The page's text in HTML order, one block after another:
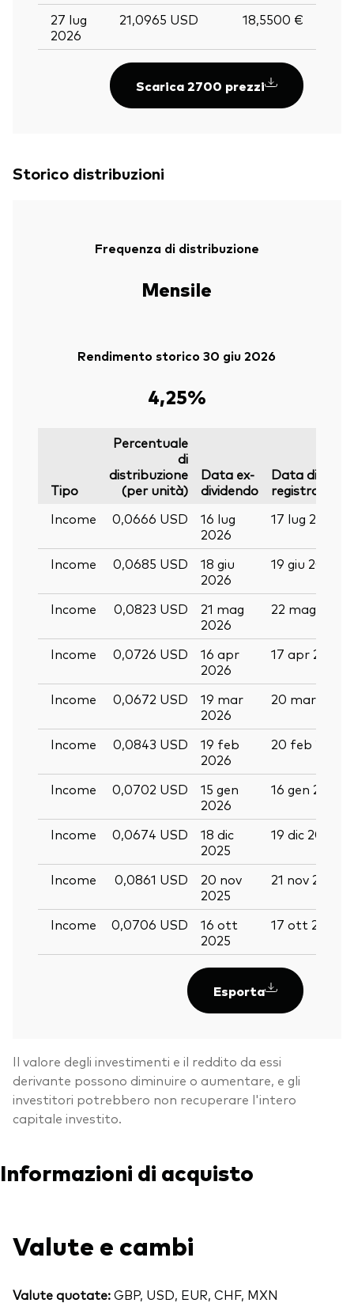
27 lug
2026
21,0965 USD 18,5500 €
Scarica 2700 prezzi
Storico distribuzioni
Frequenza di distribuzione
Mensile
Rendimento storico 30 giu 2026
4,25%
Tipo
Percentuale
di
distribuzione
(per unità)
Data ex-
dividendo
Data di
registrazione
Income
0,0666 USD
16 lug
2026
17 lug 2026
Income 0,0685 USD
18 giu
2026
19 giu 2026
Income 0,0823 USD
21 mag
2026
22 mag 2026
Income 0,0726 USD
16 apr
2026
17 apr 2026
Income 0,0672 USD
19 mar
2026
20 mar 2026
Income 0,0843 USD
19 feb
2026
20 feb 2026
Income 0,0702 USD
15 gen
2026
16 gen 2026
Income 0,0674 USD
18 dic
2025
19 dic 2025
Income 0,0861 USD
20 nov
2025
21 nov 2025
Income 0,0706 USD
16 ott
2025
17 ott 2025
Esporta
Il valore degli investimenti e il reddito da essi
derivante possono diminuire o aumentare, e gli
investitori potrebbero non recuperare l'intero
capitale investito.
Informazioni di acquisto
Valute e cambi
Valute quotate:GBP, USD, EUR, CHF, MXN